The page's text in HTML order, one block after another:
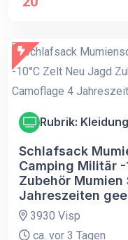
Rubrik:
Schlafsack
Camping Militär
Zubehör
Jahreszeiten
3930 Visp
ca. vor 3 Tagen